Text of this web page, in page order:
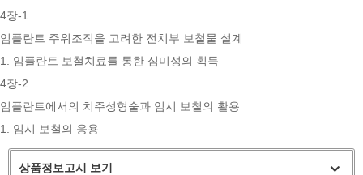
4장-1
임플란트 주위조직을 고려한 전치부 보철물 설계
1. 임플란트 보철치료를 통한 심미성의 획득
4장-2
임플란트에서의 치주성형술과 임시 보철의 활용
1. 임시 보철의 응용
상품정보고시 보기